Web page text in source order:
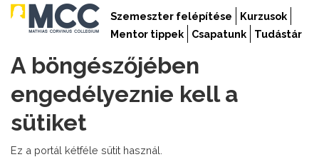
Szemeszter felépítése
Kurzusok
Mentor tippek
Csapatunk Tudástár
A böngészőjében
engedélyeznie kell a
sütiket
Ez a portál kétféle sütit használ.